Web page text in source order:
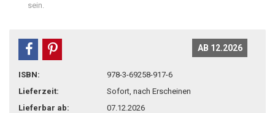
sein.
AB 12.2026
teilen
ISBN:
978-3-69258-917-6
Lieferzeit:
Sofort, nach Erscheinen
Lieferbar ab:
07.12.2026